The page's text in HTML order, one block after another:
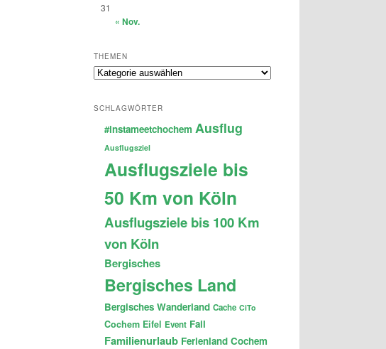
31
« Nov.
THEMEN
Themen
SCHLAGWÖRTER
#instameetchochem Ausflug
Ausflugsziel
Ausflugsziele bis
50 Km von Köln
Ausflugsziele bis 100 Km
von Köln
Bergisches
Bergisches Land
Bergisches Wanderland Cache CiTo
Cochem Eifel Event Fail
Familienurlaub Ferienland Cochem